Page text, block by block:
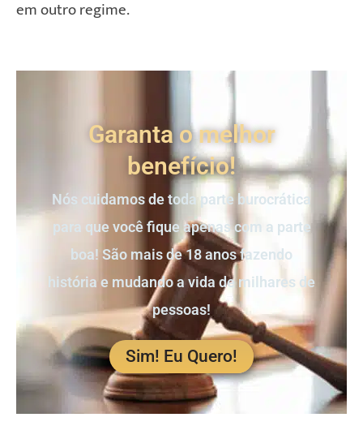
em outro regime.
Garanta o melhor
benefício!
Nós cuidamos de toda parte burocrática
para que você fique apenas com a parte
boa! São mais de 18 anos fazendo
história e mudando a vida de milhares de
pessoas!
Sim! Eu Quero!